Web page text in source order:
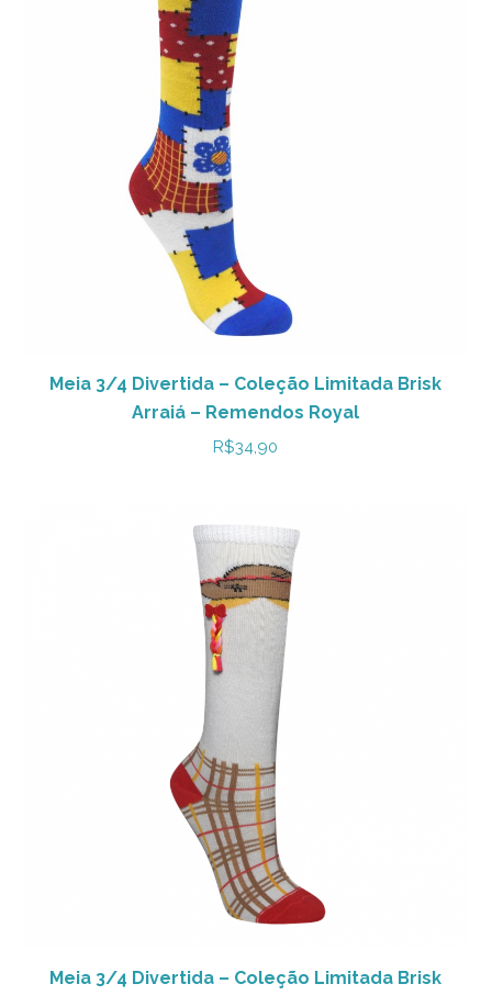
Meia 3/4 Divertida – Coleção Limitada Brisk
Arraiá – Remendos Royal
R$34,90
Meia 3/4 Divertida – Coleção Limitada Brisk